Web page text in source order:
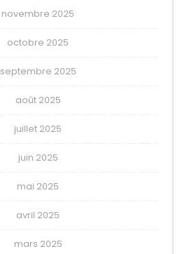
novembre 2025
octobre 2025
septembre 2025
août 2025
juillet 2025
juin 2025
mai 2025
avril 2025
mars 2025